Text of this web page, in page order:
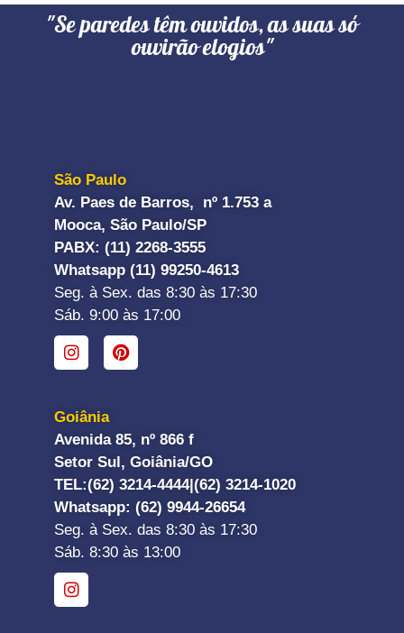
"Se paredes têm ouvidos, as suas só
ouvirão elogios"
São Paulo
Av. Paes de Barros, nº 1.753 a
Mooca, São Paulo/SP
PABX: (11) 2268-3555
Whatsapp (11) 99250-4613
Seg. à Sex. das 8:30 às 17:30
Sáb. 9:00 às 17:00
Goiânia
Avenida 85, nº 866 f
Setor Sul, Goiânia/GO
TEL:(62) 3214-4444|(62) 3214-1020
Whatsapp: (62) 9944-26654
Seg. à Sex. das 8:30 às 17:30
Sáb. 8:30 às 13:00